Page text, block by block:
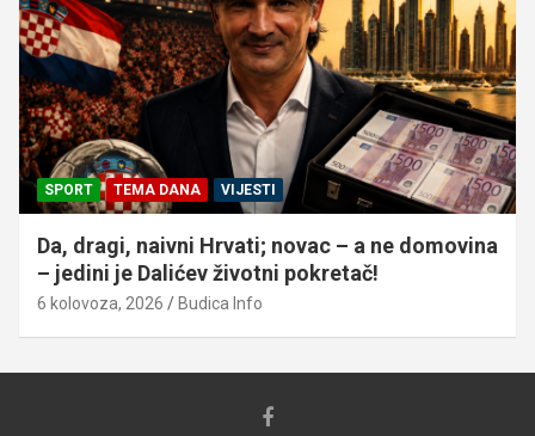
SPORT TEMA DANA VIJESTI
Da, dragi, naivni Hrvati; novac – a ne domovina
– jedini je Dalićev životni pokretač!
6 kolovoza, 2026 Budica Info